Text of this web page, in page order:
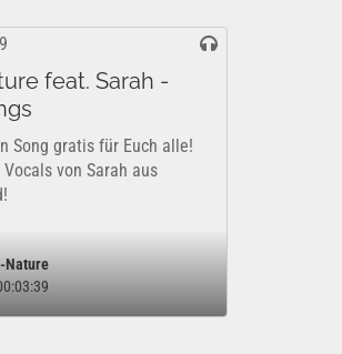
feat. Sarah -
Song gratis für Euch alle!
von Sarah aus
Nature